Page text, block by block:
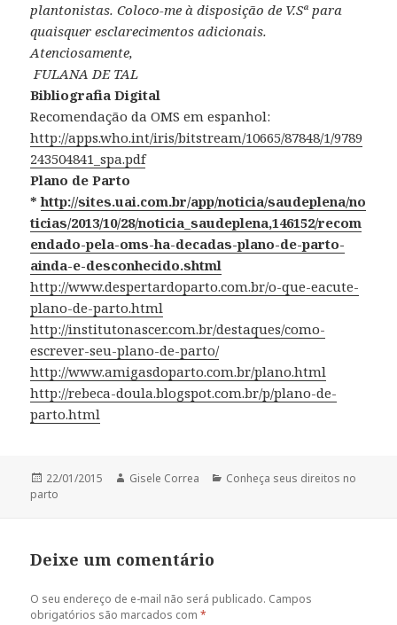
plantonistas. Coloco-me à disposição de V.Sª para
quaisquer esclarecimentos adicionais.
Atenciosamente,
FULANA DE TAL
Bibliografia Digital
Recomendação da OMS em espanhol:
http://apps.who.int/iris/bitstream/10665/87848/1/9789
243504841_spa.pdf
Plano de Parto
*http://sites.uai.com.br/app/noticia/saudeplena/no
ticias/2013/10/28/noticia_saudeplena,146152/recom
endado-pela-oms-ha-decadas-plano-de-parto-
ainda-e-desconhecido.shtml
http://www.despertardoparto.com.br/o-que-eacute-
plano-de-parto.html
http://institutonascer.com.br/destaques/como-
escrever-seu-plano-de-parto/
http://www.amigasdoparto.com.br/plano.html
http://rebeca-doula.blogspot.com.br/p/plano-de-
parto.html
Publicado
em
22/01/2015 Autor
Gisele Correa Categorias
Conheça seus direitos no
parto
Deixe um comentário
O seu endereço de e-mail não será publicado. Campos
obrigatórios são marcados com*